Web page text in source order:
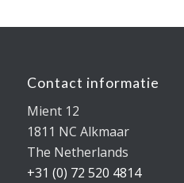
Contact informatie
Mient 12
1811 NC Alkmaar
The Netherlands
+31 (0) 72 520 4814